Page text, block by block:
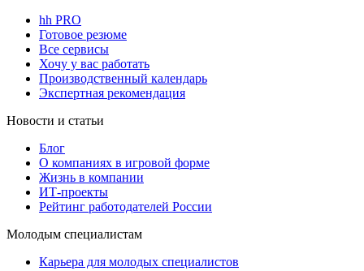
hh PRO
Готовое резюме
Все сервисы
Хочу у вас работать
Производственный календарь
Экспертная рекомендация
Новости и статьи
Блог
О компаниях в игровой форме
Жизнь в компании
ИТ-проекты
Рейтинг работодателей России
Молодым специалистам
Карьера для молодых специалистов